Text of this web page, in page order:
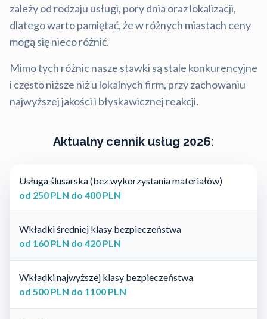
zależy od rodzaju usługi, pory dnia oraz lokalizacji,
dlatego warto pamiętać, że w różnych miastach ceny
mogą się nieco różnić.
Mimo tych różnic nasze stawki są stale konkurencyjne
i często niższe niż u lokalnych firm, przy zachowaniu
najwyższej jakości i błyskawicznej reakcji.
Aktualny cennik usług 2026:
Usługa ślusarska (bez wykorzystania materiałów)
od 250 PLN do 400 PLN
Wkładki średniej klasy bezpieczeństwa
od 160 PLN do 420 PLN
Wkładki najwyższej klasy bezpieczeństwa
od 500 PLN do 1100 PLN